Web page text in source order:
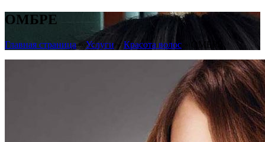
ОМБРЕ
Главная страница» Услуги »Красота волос ОМБРЕ